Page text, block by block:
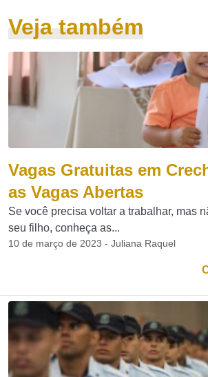
Veja também
Vagas Gratuitas em
as Vagas Abertas
Se você precisa voltar a trabalhar, mas
seu filho, conheça as...
10 de março de 2023 - Juliana Raquel